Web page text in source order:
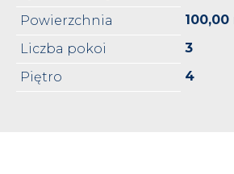
Powierzchnia
100,00
Liczba pokoi
3
Piętro
4